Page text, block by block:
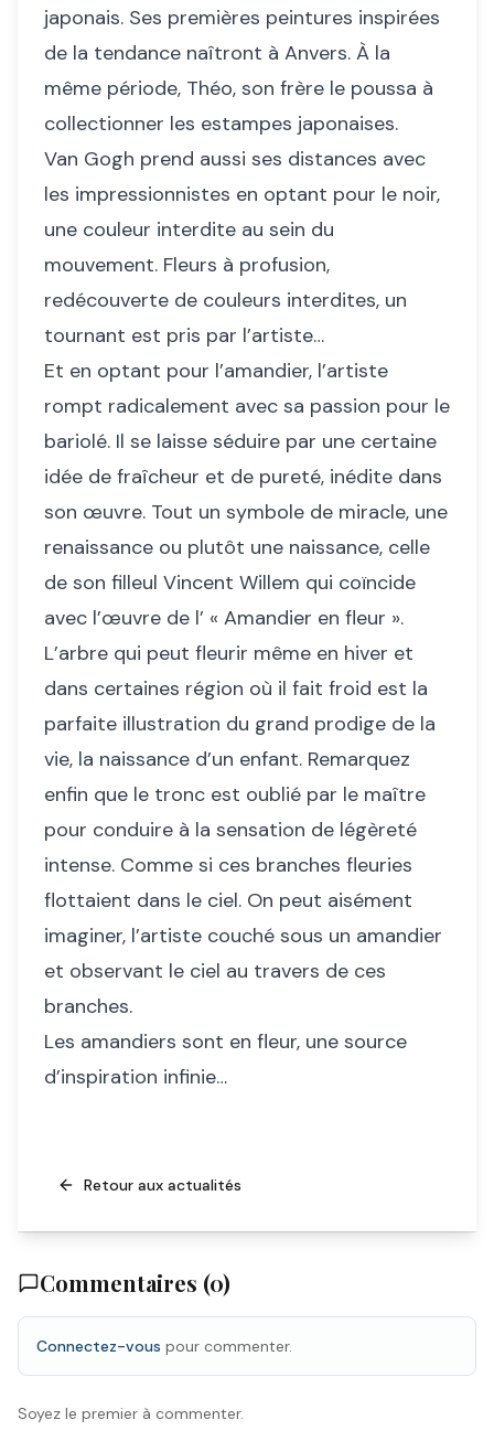
japonais. Ses premières peintures inspirées
de la tendance naîtront à Anvers. À la
même période, Théo, son frère le poussa à
collectionner les estampes japonaises.
Van Gogh prend aussi ses distances avec
les impressionnistes en optant pour le noir,
une couleur interdite au sein du
mouvement. Fleurs à profusion,
redécouverte de couleurs interdites, un
tournant est pris par l’artiste…
Et en optant pour l’amandier, l’artiste
rompt radicalement avec sa passion pour le
bariolé. Il se laisse séduire par une certaine
idée de fraîcheur et de pureté, inédite dans
son œuvre. Tout un symbole de miracle, une
renaissance ou plutôt une naissance, celle
de son filleul Vincent Willem qui coïncide
avec l’œuvre de l’ « Amandier en fleur ».
L’arbre qui peut fleurir même en hiver et
dans certaines région où il fait froid est la
parfaite illustration du grand prodige de la
vie, la naissance d’un enfant. Remarquez
enfin que le tronc est oublié par le maître
pour conduire à la sensation de légèreté
intense. Comme si ces branches fleuries
flottaient dans le ciel. On peut aisément
imaginer, l’artiste couché sous un amandier
et observant le ciel au travers de ces
branches.
Les amandiers sont en fleur, une source
d’inspiration infinie…
Retour aux actualités
Commentaires (0)
Connectez-vous pour commenter.
Soyez le premier à commenter.